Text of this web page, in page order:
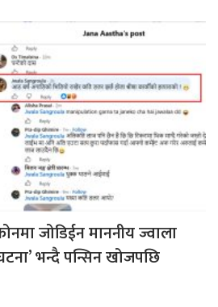
जोडिईन माननीय ज्वाला
भन्दै पन्सिन खोजपछि